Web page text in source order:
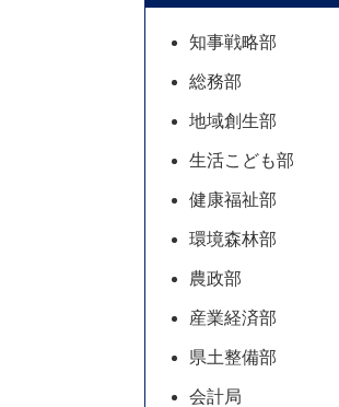
知事戦略部
総務部
地域創生部
生活こども部
健康福祉部
環境森林部
農政部
産業経済部
県土整備部
会計局